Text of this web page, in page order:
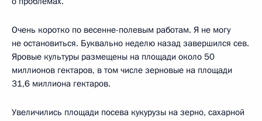
Очень коротко по весенне-полевым работам. Я не могу
не остановиться. Буквально неделю назад завершился сев.
Яровые культуры размещены на площади около 50
миллионов гектаров, в том числе зерновые на площади
31,6 миллиона гектаров.
Увеличились площади посева кукурузы на зерно, сахарной